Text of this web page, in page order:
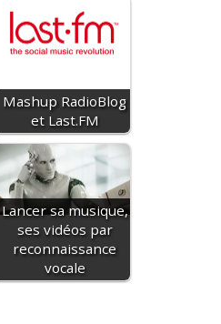
Mashup RadioBlog
et Last.FM
Lancer sa musique,
ses vidéos par
reconnaissance
vocale